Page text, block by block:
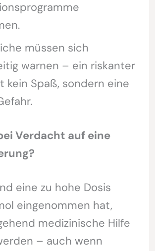
müssen sich
warnen – ein riskanter
kein Spaß, sondern eine
Verdacht auf eine
eine zu hohe Dosis
eingenommen hat,
medizinische Hilfe
– auch wenn